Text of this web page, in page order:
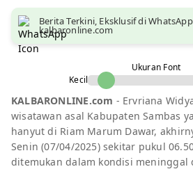
Berita Terkini, Eksklusif di WhatsApp
kalbaronline.com
Ukuran Font
Kecil
KALBARONLINE.com - Ervriana
wisatawan asal Kabupaten Sambas
hanyut di Riam Marum Dawar,
Senin (07/04/2025) sekitar pukul
ditemukan dalam kondisi meninggal